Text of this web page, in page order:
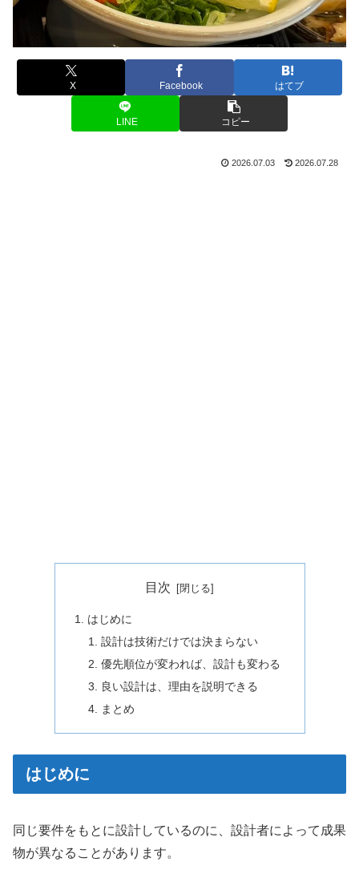
X Facebook はてブ
LINE コピー
2026.07.03 2026.07.28
目次
はじめに
設計は技術だけでは決まらない
優先順位が変われば、設計も変わる
良い設計は、理由を説明できる
まとめ
はじめに
同じ要件をもとに設計しているのに、設計者によって成果
物が異なることがあります。